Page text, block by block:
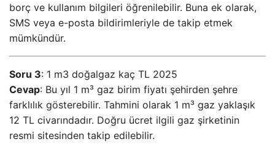
borç ve kullanım bilgileri öğrenilebilir. Buna ek olarak,
SMS veya e-posta bildirimleriyle de takip etmek
mümkündür.
Soru 3: 1 m3 doğalgaz kaç TL 2025
Cevap: Bu yıl 1 m³ gaz birim fiyatı şehirden şehre
farklılık gösterebilir. Tahmini olarak 1 m³ gaz yaklaşık
12 TL civarındadır. Doğru ücret ilgili gaz şirketinin
resmi sitesinden takip edilebilir.